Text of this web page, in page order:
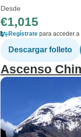
Desde
€1,015
Regístrate para acceder
Descargar folleto
Ascenso